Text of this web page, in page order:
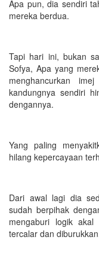
Apa pun, dia sendiri
mereka berdua.
Tapi hari ini, bukan
Sofya, Apa yang
menghancurkan
kandungnya sendiri
dengannya.
Yang paling
hilang kepercayaan
Dari awal lagi dia
sudah berpihak
mengaburi logik
tercalar dan